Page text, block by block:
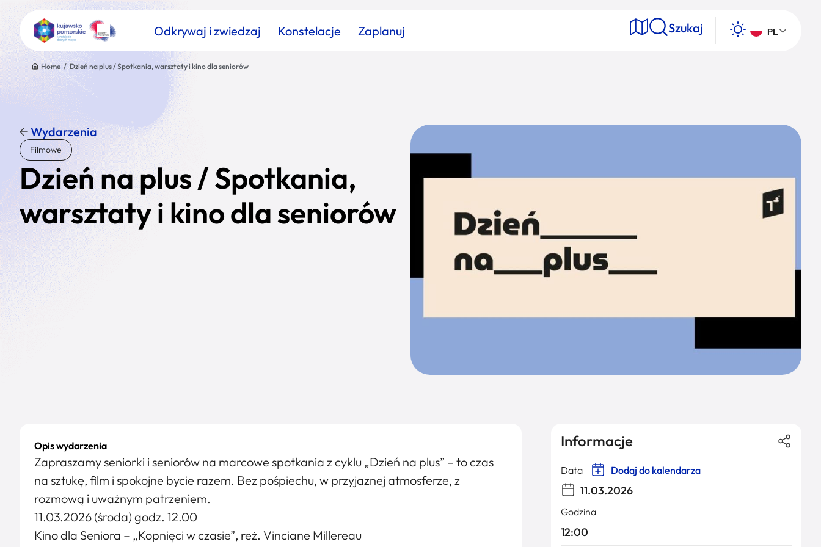
Odkrywaj i zwiedzaj Konstelacje Zaplanuj Szukaj PL
Znajdź atrakcję
Nazwa atrakcji
Home / Dzień na plus / Spotkania, warsztaty i kino dla seniorów
Wydarzenia
Filmowe
Dzień na plus / Spotkania,
warsztaty i kino dla seniorów
Opis wydarzenia
Zapraszamy seniorki i seniorów na marcowe spotkania z cyklu „Dzień na plus” – to czas
na sztukę, film i spokojne bycie razem. Bez pośpiechu, w przyjaznej atmosferze, z
rozmową i uważnym patrzeniem.
11.03.2026 (środa) godz. 12.00
Kino dla Seniora – „Kopnięci w czasie”, reż. Vinciane Millereau
Informacje
Data Dodaj do kalendarza
11.03.2026
Godzina
12:00